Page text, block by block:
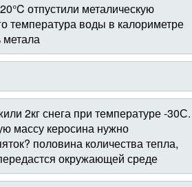
отпустили металическую
температура воды в калориметре
метала
2кг снега при температуре -30С.
массу керосина нужно
половина количества тепла,
окружающей среде